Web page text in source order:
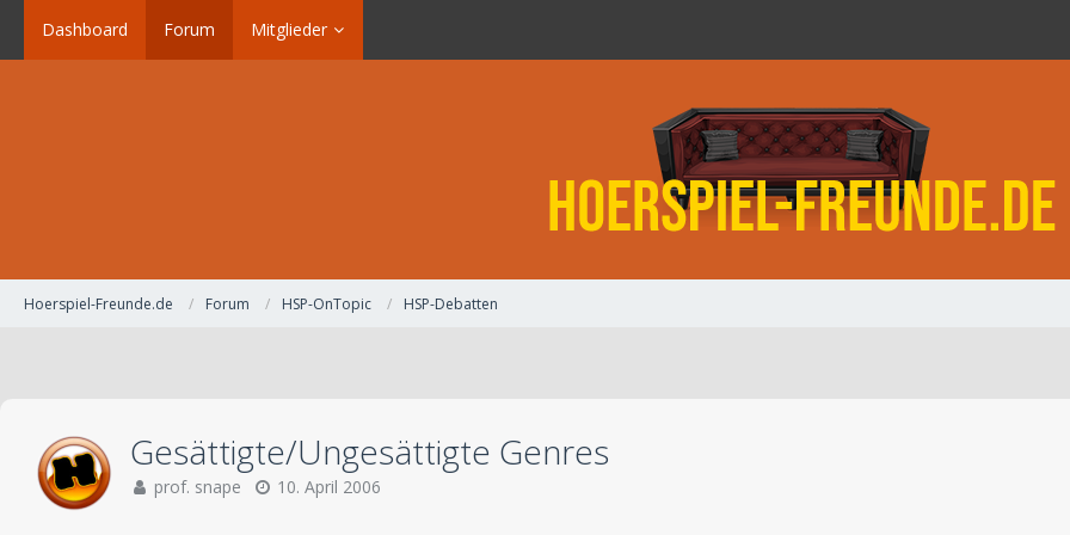
Dashboard Forum Mitglieder
Hoerspiel-Freunde.de Forum HSP-OnTopic HSP-Debatten
Gesättigte/Ungesättigte Genres
prof. snape 10. April 2006